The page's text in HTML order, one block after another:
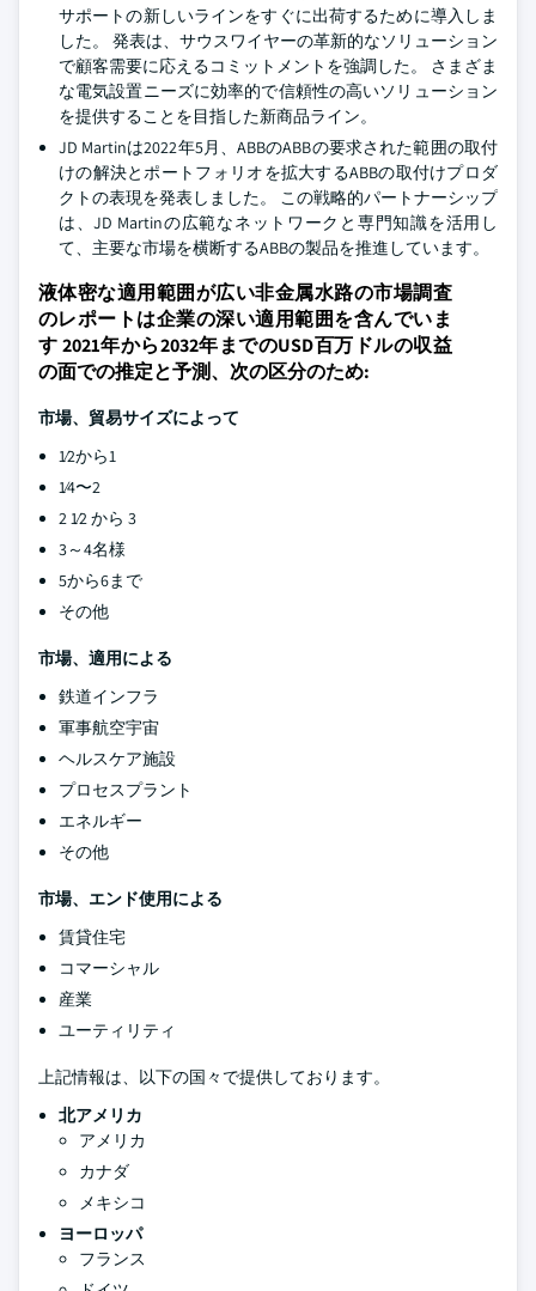
サポートの新しいラインをすぐに出荷するために導入しま
した。 発表は、サウスワイヤーの革新的なソリューション
で顧客需要に応えるコミットメントを強調した。 さまざま
な電気設置ニーズに効率的で信頼性の高いソリューション
を提供することを目指した新商品ライン。
JD Martinは2022年5月、ABBのABBの要求された範囲の取付
けの解決とポートフォリオを拡大するABBの取付けプロダ
クトの表現を発表しました。 この戦略的パートナーシップ
は、JD Martinの広範なネットワークと専門知識を活用し
て、主要な市場を横断するABBの製品を推進しています。
液体密な適用範囲が広い非金属水路の市場調査
のレポートは企業の深い適用範囲を含んでいま
す 2021年から2032年までのUSD百万ドルの収益
の面での推定と予測、次の区分のため:
市場、貿易サイズによって
1⁄2から1
1⁄4〜2
2 1⁄2 から 3
3～4名様
5から6まで
その他
市場、適用による
鉄道インフラ
軍事航空宇宙
ヘルスケア施設
プロセスプラント
エネルギー
その他
市場、エンド使用による
賃貸住宅
コマーシャル
産業
ユーティリティ
上記情報は、以下の国々で提供しております。
北アメリカ
アメリカ
カナダ
メキシコ
ヨーロッパ
フランス